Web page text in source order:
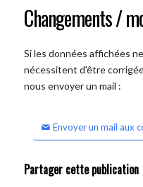
Changements /
Si les données affichées
nécessitent d'être
nous envoyer un mail :
Envoyer un mail aux
Partager cette publication